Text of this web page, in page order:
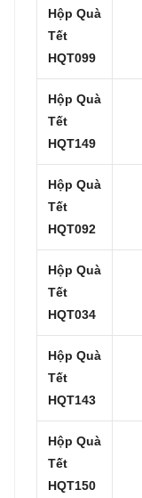
Hộp Quà
Tết
HQT099
Hộp Quà
Tết
HQT149
Hộp Quà
Tết
HQT092
Hộp Quà
Tết
HQT034
Hộp Quà
Tết
HQT143
Hộp Quà
Tết
HQT150